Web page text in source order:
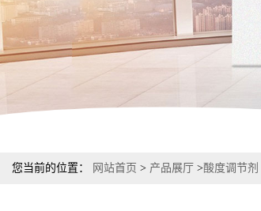
您当前的位置： 网站首页 > 产品展厅 >酸度调节剂